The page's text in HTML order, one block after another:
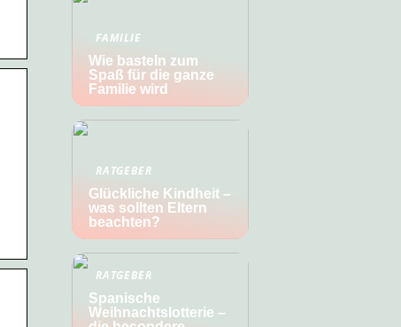
FAMILIE
Wie basteln zum
Spaß für die ganze
Familie wird
RATGEBER
Glückliche Kindheit –
was sollten Eltern
beachten?
RATGEBER
Spanische
Weihnachtslotterie –